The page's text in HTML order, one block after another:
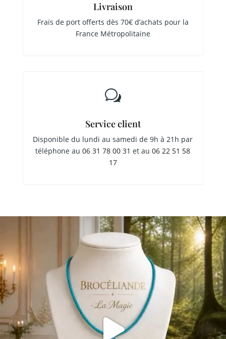
Livraison
Frais de port offerts dès 70€ d’achats pour la
France Métropolitaine
w
Service client
Disponible du lundi au samedi de 9h à 21h par
téléphone au06 31 78 00 31 et au06 22 51 58
17